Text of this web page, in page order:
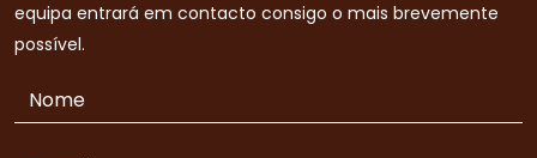
equipa entrará em contacto consigo o mais brevemente
possível.